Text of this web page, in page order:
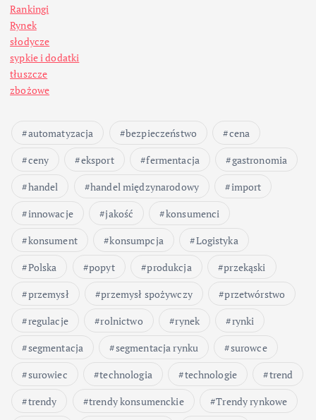
Rankingi
Rynek
słodycze
sypkie i dodatki
tłuszcze
zbożowe
automatyzacja bezpieczeństwo
cena
ceny
eksport fermentacja
gastronomia
handel
handel międzynarodowy
import
innowacje
jakość
konsumenci
konsument
konsumpcja
Logistyka
Polska
popyt produkcja
przekąski
przemysł
przemysł spożywczy
przetwórstwo
regulacje
rolnictwo rynek
rynki
segmentacja
segmentacja rynku
surowce
surowiec
technologia technologie
trend
trendy
trendy konsumenckie
Trendy rynkowe